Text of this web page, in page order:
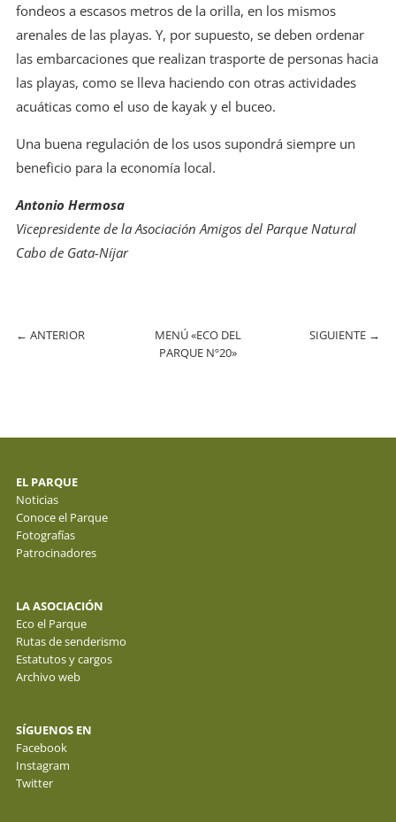
fondeos a escasos metros de la orilla, en los mismos
arenales de las playas. Y, por supuesto, se deben ordenar
las embarcaciones que realizan trasporte de personas hacia
las playas, como se lleva haciendo con otras actividades
acuáticas como el uso de kayak y el buceo.
Una buena regulación de los usos supondrá siempre un
beneficio para la economía local.
Antonio Hermosa
Vicepresidente de la Asociación Amigos del Parque Natural
Cabo de Gata-Níjar
← ANTERIOR
MENÚ «ECO DEL
PARQUE Nº20»
SIGUIENTE →
EL PARQUE
Noticias
Conoce el Parque
Fotografías
Patrocinadores
LA ASOCIACIÓN
Eco el Parque
Rutas de senderismo
Estatutos y cargos
Archivo web
SÍGUENOS EN
Facebook
Instagram
Twitter